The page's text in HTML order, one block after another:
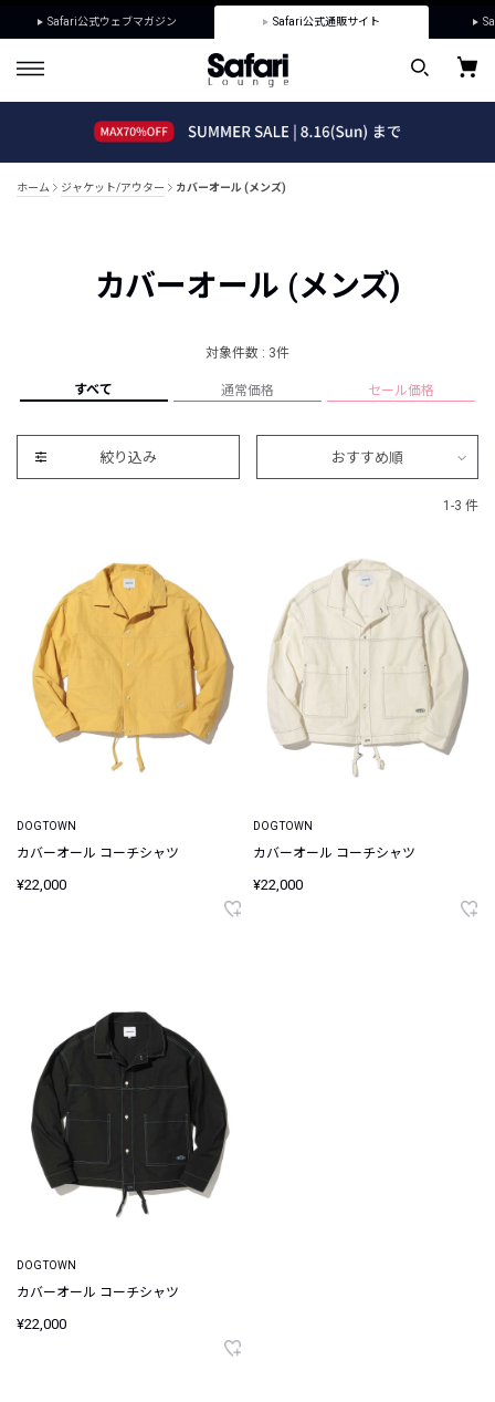
Safari公式ウェブマガジン Safari公式通販サイト
ホーム ジャケット/アウター カバーオール (メンズ)
カバーオール (メンズ)
対象件数 : 3件
すべて 通常価格 セール価格
絞り込み おすすめ順
1-3 件
DOGTOWN
カバーオール コーチシャツ
¥22,000
DOGTOWN
カバーオール コーチシャツ
¥22,000
DOGTOWN
カバーオール コーチシャツ
¥22,000